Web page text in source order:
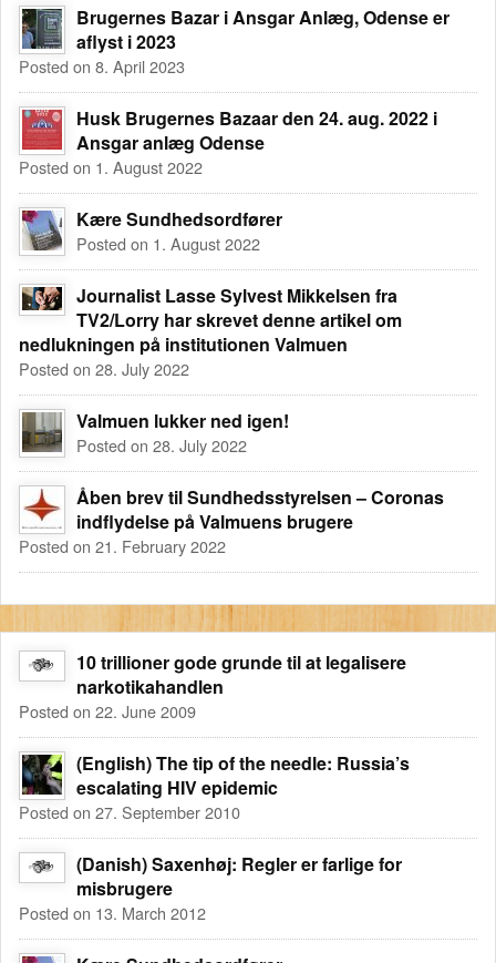
Brugernes Bazar i Ansgar Anlæg, Odense er
aflyst i 2023
Posted on 8. April 2023
Husk Brugernes Bazaar den 24. aug. 2022 i
Ansgar anlæg Odense
Posted on 1. August 2022
Kære Sundhedsordfører
Posted on 1. August 2022
Journalist Lasse Sylvest Mikkelsen fra
TV2/Lorry har skrevet denne artikel om
nedlukningen på institutionen Valmuen
Posted on 28. July 2022
Valmuen lukker ned igen!
Posted on 28. July 2022
Åben brev til Sundhedsstyrelsen – Coronas
indflydelse på Valmuens brugere
Posted on 21. February 2022
10 trillioner gode grunde til at legalisere
narkotikahandlen
Posted on 22. June 2009
(English) The tip of the needle: Russia’s
escalating HIV epidemic
Posted on 27. September 2010
(Danish) Saxenhøj: Regler er farlige for
misbrugere
Posted on 13. March 2012